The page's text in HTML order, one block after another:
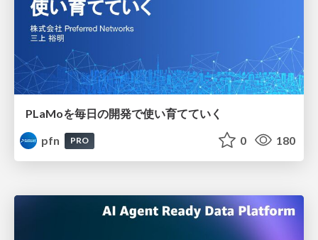
PLaMoを毎日の開発で使い育てていく
pfn
PRO 0 180